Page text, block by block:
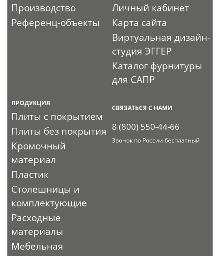
Производство
Референц-объекты
Личный кабинет
Карта сайта
Виртуальная дизайн-
студия ЭГГЕР
Каталог фурнитуры
для САПР
ПРОДУКЦИЯ
Плиты с покрытием
Плиты без покрытия
Кромочный
материал
Пластик
Столешницы и
комплектующие
Расходные
материалы
Мебельная
СВЯЗАТЬСЯ С НАМИ
8 (800) 550-44-66
Звонок по России бесплатный